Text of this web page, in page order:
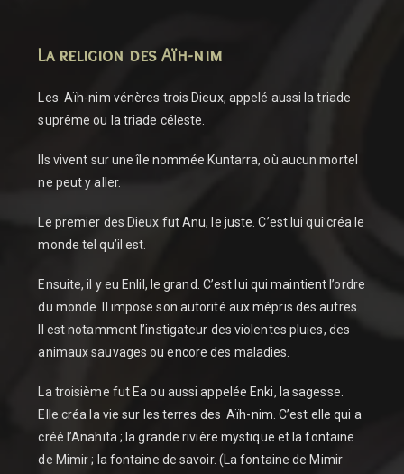
La religion des Aïh-nim
Les Aïh-nim vénères trois Dieux, appelé aussi la triade
suprême ou la triade céleste.
Ils vivent sur une île nommée Kuntarra, où aucun mortel
ne peut y aller.
Le premier des Dieux fut Anu, le juste. C’est lui qui créa le
monde tel qu’il est.
Ensuite, il y eu Enlil, le grand. C’est lui qui maintient l’ordre
du monde. Il impose son autorité aux mépris des autres.
Il est notamment l’instigateur des violentes pluies, des
animaux sauvages ou encore des maladies.
La troisième fut Ea ou aussi appelée Enki, la sagesse.
Elle créa la vie sur les terres des Aïh-nim. C’est elle qui a
créé l’Anahita ; la grande rivière mystique et la fontaine
de Mimir ; la fontaine de savoir. (La fontaine de Mimir